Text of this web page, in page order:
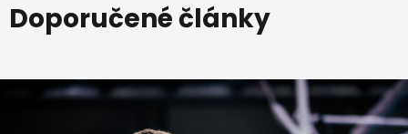
Doporučené články